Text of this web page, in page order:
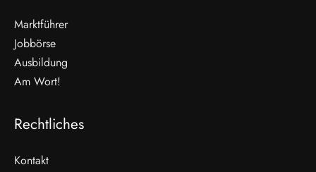
Marktführer
Jobbörse
Ausbildung
Am Wort!
Rechtliches
Kontakt